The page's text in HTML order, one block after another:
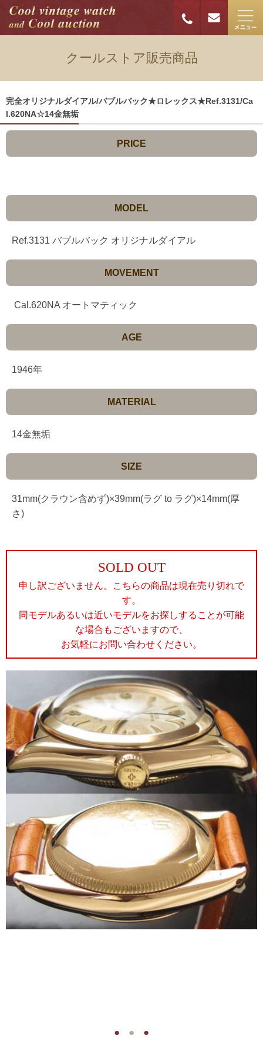
クールストア販売商品
完全オリジナルダイアル/バブルバック★ロレックス★Ref.3131/Ca
l.620NA☆14金無垢
PRICE
MODEL
Ref.3131 バブルバック オリジナルダイアル
MOVEMENT
Cal.620NA オートマティック
AGE
1946年
MATERIAL
14金無垢
SIZE
31mm(クラウン含めず)×39mm(ラグ to ラグ)×14mm(厚
さ)
SOLD OUT
申し訳ございません。こちらの商品は現在売り切れで
す。
同モデルあるいは近いモデルをお探しすることが可能
な場合もございますので、
お気軽にお問い合わせください。
● ● ●